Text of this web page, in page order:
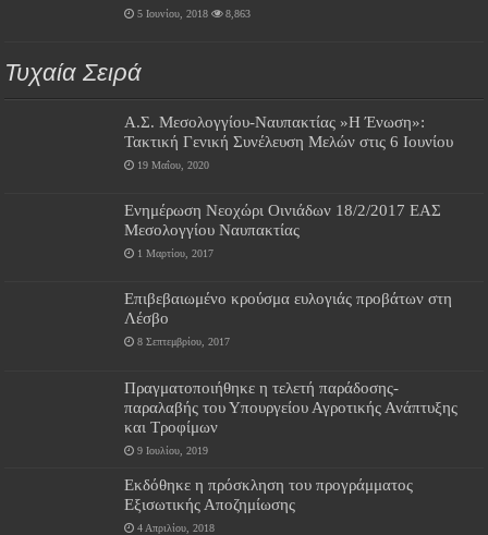
5 Ιουνίου, 2018 8,863
Τυχαία Σειρά
Α.Σ. Μεσολογγίου-Ναυπακτίας »Η Ένωση»:
Τακτική Γενική Συνέλευση Μελών στις 6 Ιουνίου
19 Μαΐου, 2020
Ενημέρωση Νεοχώρι Οινιάδων 18/2/2017 ΕΑΣ
Μεσολογγίου Ναυπακτίας
1 Μαρτίου, 2017
Επιβεβαιωμένο κρούσμα ευλογιάς προβάτων στη
Λέσβο
8 Σεπτεμβρίου, 2017
Πραγματοποιήθηκε η τελετή παράδοσης-
παραλαβής του Υπουργείου Αγροτικής Ανάπτυξης
και Τροφίμων
9 Ιουλίου, 2019
Εκδόθηκε η πρόσκληση του προγράμματος
Εξισωτικής Αποζημίωσης
4 Απριλίου, 2018